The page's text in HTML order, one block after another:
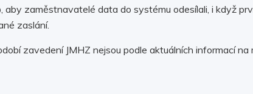
zaměstnavatelé data do systému odesílali, i když
zaslání.
zavedení JMHZ nejsou podle aktuálních informací na